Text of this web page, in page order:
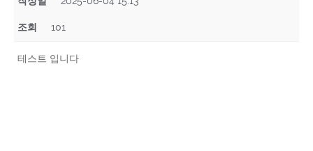
조회 101
테스트 입니다